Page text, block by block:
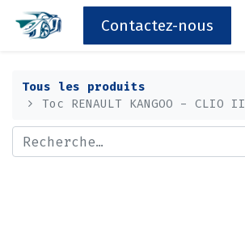
Contactez-nous
Tous les produits
Toc RENAULT KANGOO - CLIO II